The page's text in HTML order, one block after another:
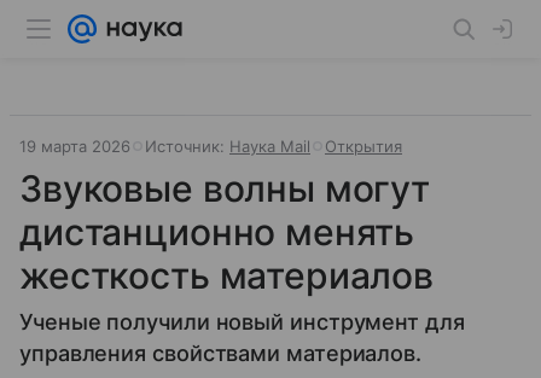
19 марта 2026 Источник: Наука Mail Открытия
Звуковые волны могут
дистанционно менять
жесткость материалов
Ученые получили новый инструмент для
управления свойствами материалов.